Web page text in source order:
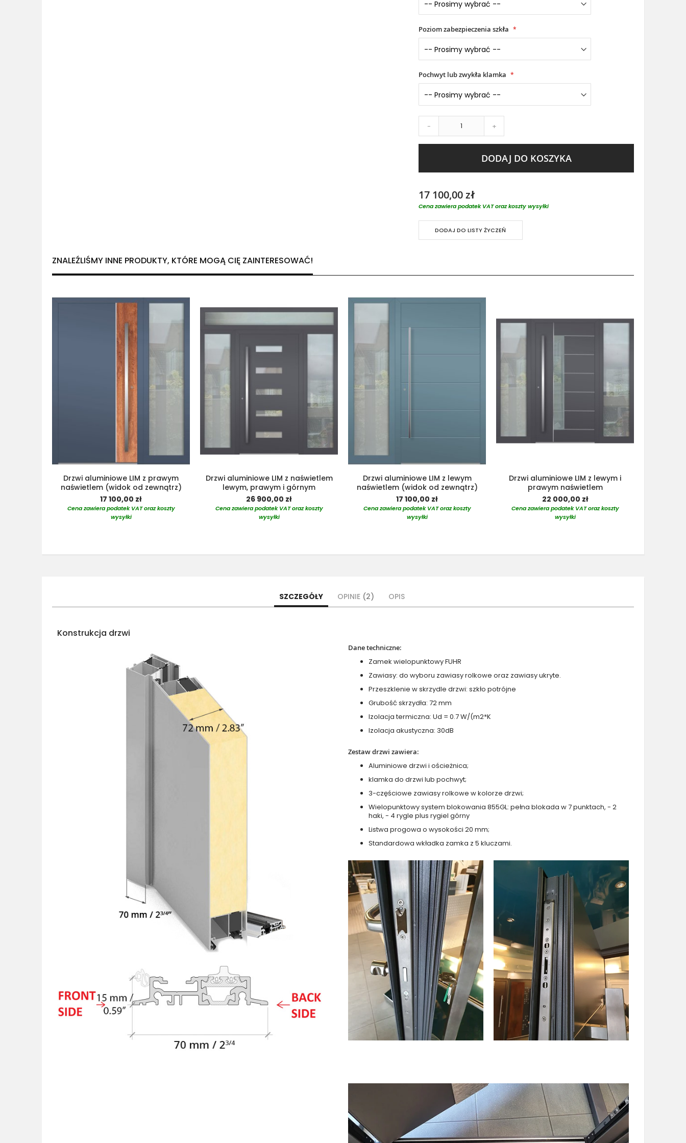
Poziom zabezpieczenia szkła
Pochwyt lub zwykła klamka
- +
DODAJ DO KOSZYKA
17 100,00 zł
Cena zawiera podatek VAT oraz koszty wysyłki
DODAJ DO LISTY ŻYCZEŃ
ZNALEŹLIŚMY INNE PRODUKTY, KTÓRE MOGĄ CIĘ ZAINTERESOWAĆ!
Drzwi aluminiowe LIM z prawym
naświetlem (widok od zewnątrz)
17 100,00 zł
Cena zawiera podatek VAT oraz koszty
wysyłki
Drzwi aluminiowe LIM z naświetlem
lewym, prawym i górnym
26 900,00 zł
Cena zawiera podatek VAT oraz koszty
wysyłki
Drzwi aluminiowe LIM z lewym
naświetlem (widok od zewnątrz)
17 100,00 zł
Cena zawiera podatek VAT oraz koszty
wysyłki
Drzwi aluminiowe LIM z lewym i
prawym naświetlem
22 000,00 zł
Cena zawiera podatek VAT oraz koszty
wysyłki
SZCZEGÓŁY OPINIE 2 OPIS